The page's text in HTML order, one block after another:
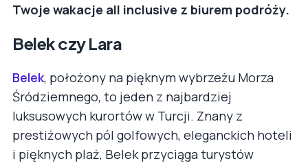
Twoje wakacje all inclusive z biurem podróży.
Belek czy Lara
Belek, położony na pięknym wybrzeżu Morza
Śródziemnego, to jeden z najbardziej
luksusowych kurortów w Turcji. Znany z
prestiżowych pól golfowych, eleganckich hoteli
i pięknych plaż, Belek przyciąga turystów